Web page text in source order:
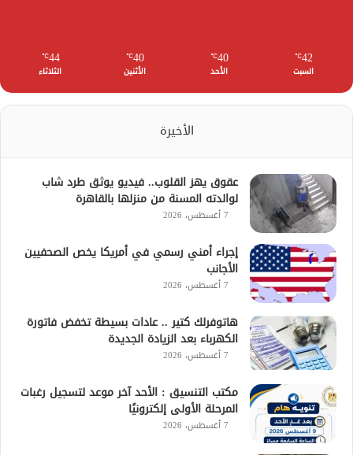
42
℃
السبت
40
℃
الأحد
40
℃
الأثنين
44
℃
الثلاثاء
الأخيرة
عقوق يهز القلوب.. فيديو يوثق طرد شاب
لوالدته المسنة من منزلها بالقاهرة
7 أغسطس، 2026
إجراء أمني رسمي في أمريكا يخص الصحفيين
الأجانب
7 أغسطس، 2026
هاتوفرلك كتير .. عادات بسيطة تخفض فاتورة
الكهرباء بعد الزيادة الجديدة
7 أغسطس، 2026
مكتب التنسيق : الأحد آخر موعد لتسجيل رغبات
المرحلة الأولى إلكترونيًا
7 أغسطس، 2026